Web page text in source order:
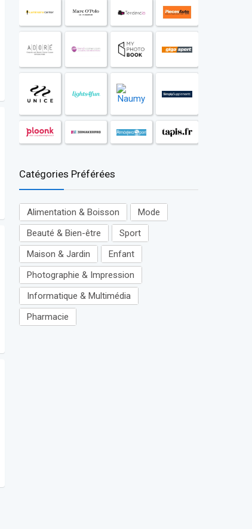
Catégories Préférées
Alimentation & Boisson
Mode
Beauté & Bien-être
Sport
Maison & Jardin
Enfant
Photographie & Impression
Informatique & Multimédia
Pharmacie